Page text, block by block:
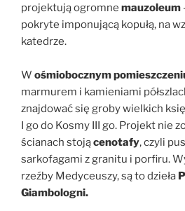
projektują ogromne mauzoleum
pokryte imponującą kopułą, na
katedrze.
W ośmiobocznym
marmurem i kamieniami
znajdować się groby wielkich
I go do Kosmy III go. Projekt nie
ścianach stojącenotafy, czyli
sarkofagami z granitu i porfiru.
rzeźby Medyceuszy, są to dzieła
Giambologni.